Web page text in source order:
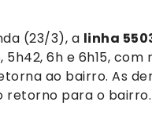
(23/3), a linha
5h42, 6h e 6h15,
ao bairro. As
retorno para o bairro.